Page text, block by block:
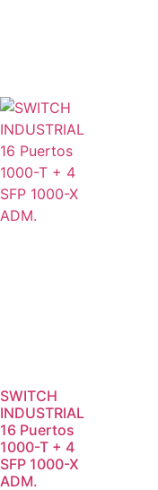
SWITCH
INDUSTRIAL
16 Puertos
1000-T + 4
SFP 1000-X
ADM.